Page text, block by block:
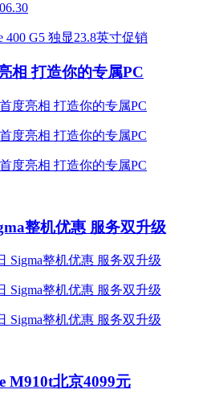
06.30
相 打造你的专属PC
整机优惠 服务双升级
M910t北京4099元